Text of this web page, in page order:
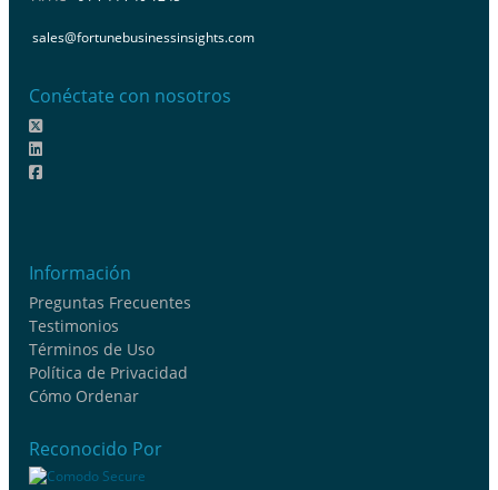
sales@fortunebusinessinsights.com
Conéctate con nosotros
Información
Preguntas Frecuentes
Testimonios
Términos de Uso
Política de Privacidad
Cómo Ordenar
Reconocido Por